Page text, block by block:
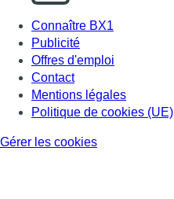
Connaître BX1
Publicité
Offres d'emploi
Contact
Mentions légales
Politique de cookies (UE)
Gérer les cookies